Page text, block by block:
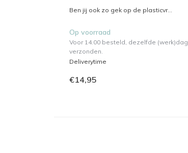
Ben jij ook zo gek op de plasticvr...
Op voorraad
Voor 14.00 besteld, dezelfde (werk)dag
verzonden.
Deliverytime
€14,95